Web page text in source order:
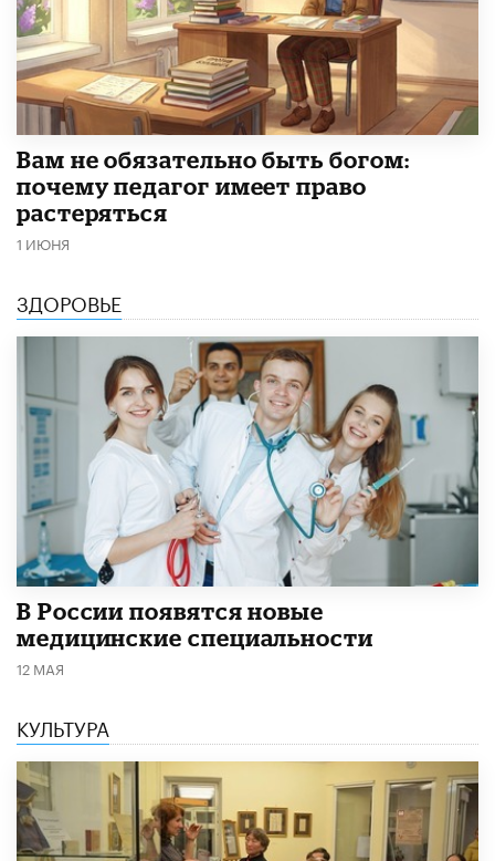
​Вам не обязательно быть богом:
почему педагог имеет право
растеряться
1 ИЮНЯ
ЗДОРОВЬЕ
В России появятся новые
медицинские специальности
12 МАЯ
КУЛЬТУРА